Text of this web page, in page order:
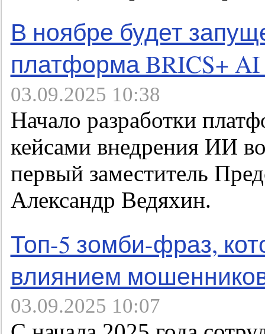
В ноябре будет
платформа BRICS+ AI
03.09.2025 10:38
Начало разработки
кейсами внедрения ИИ
первый заместитель
Александр Ведяхин.
Топ-5 зомби-фраз,
влиянием
03.09.2025 10:07